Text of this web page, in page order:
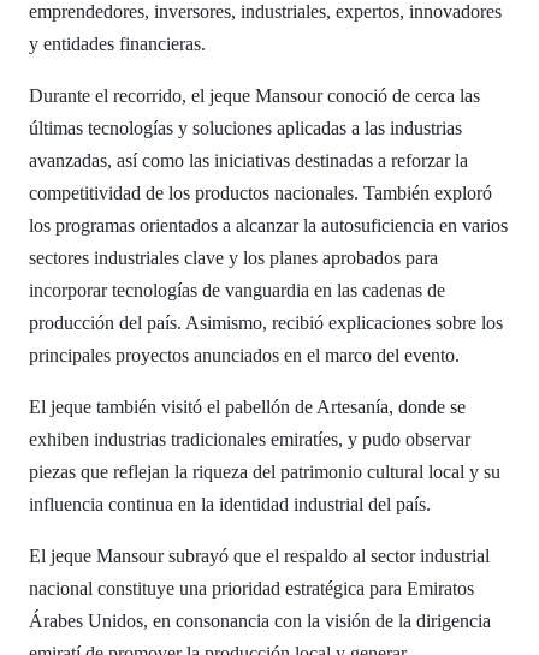
emprendedores, inversores, industriales, expertos, innovadores
y entidades financieras.
Durante el recorrido, el jeque Mansour conoció de cerca las
últimas tecnologías y soluciones aplicadas a las industrias
avanzadas, así como las iniciativas destinadas a reforzar la
competitividad de los productos nacionales. También exploró
los programas orientados a alcanzar la autosuficiencia en varios
sectores industriales clave y los planes aprobados para
incorporar tecnologías de vanguardia en las cadenas de
producción del país. Asimismo, recibió explicaciones sobre los
principales proyectos anunciados en el marco del evento.
El jeque también visitó el pabellón de Artesanía, donde se
exhiben industrias tradicionales emiratíes, y pudo observar
piezas que reflejan la riqueza del patrimonio cultural local y su
influencia continua en la identidad industrial del país.
El jeque Mansour subrayó que el respaldo al sector industrial
nacional constituye una prioridad estratégica para Emiratos
Árabes Unidos, en consonancia con la visión de la dirigencia